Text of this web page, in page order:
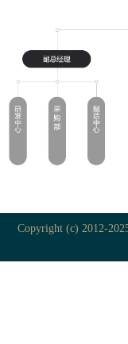
Copyright (c) 2012-